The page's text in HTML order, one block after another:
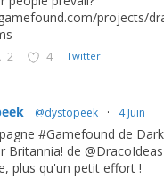
projects/
2 4 Twitter
@dystopeek · 4 Juin
#Gamefound de
Britannia! de
plus qu'un petit effort !